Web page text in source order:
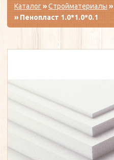
Каталог»Стройматериалы »
» Пенопласт 1.0*1.0*0.1